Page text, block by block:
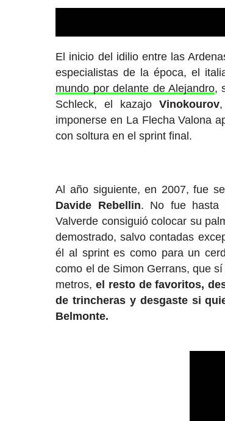
El inicio del idilio entre las
especialistas de la época, el
mundo por delante de Alejandro,
Schleck, el kazajo Vinokourov,
imponerse en La Flecha Valona
con soltura en el sprint final.
Al año siguiente, en 2007, fue
Davide Rebellin. No fue hasta
Valverde consiguió colocar su
demostrado, salvo contadas
él al sprint es como para un
como el de Simon Gerrans, que
metros,el resto de favoritos,
de trincheras y desgaste si
Belmonte.